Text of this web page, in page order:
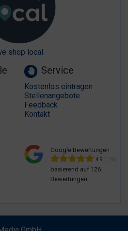
shop local
Service
Kostenlos eintragen
Stellenangebote
Feedback
Kontakt
Google Bewertungen
4.9 (126)
basierend auf 126
Bewertungen